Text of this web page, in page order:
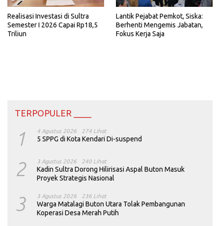
Realisasi Investasi di Sultra
Semester I 2026 Capai Rp18,5
Triliun
Lantik Pejabat Pemkot, Siska:
Berhenti Mengemis Jabatan,
Fokus Kerja Saja
TERPOPULER ____
1 4 Agustus 2026 274 Lihat
5 SPPG di Kota Kendari Di-suspend
2 3 Agustus 2026 240 Lihat
Kadin Sultra Dorong Hilirisasi Aspal Buton Masuk
Proyek Strategis Nasional
3 3 Agustus 2026 236 Lihat
Warga Matalagi Buton Utara Tolak Pembangunan
Koperasi Desa Merah Putih